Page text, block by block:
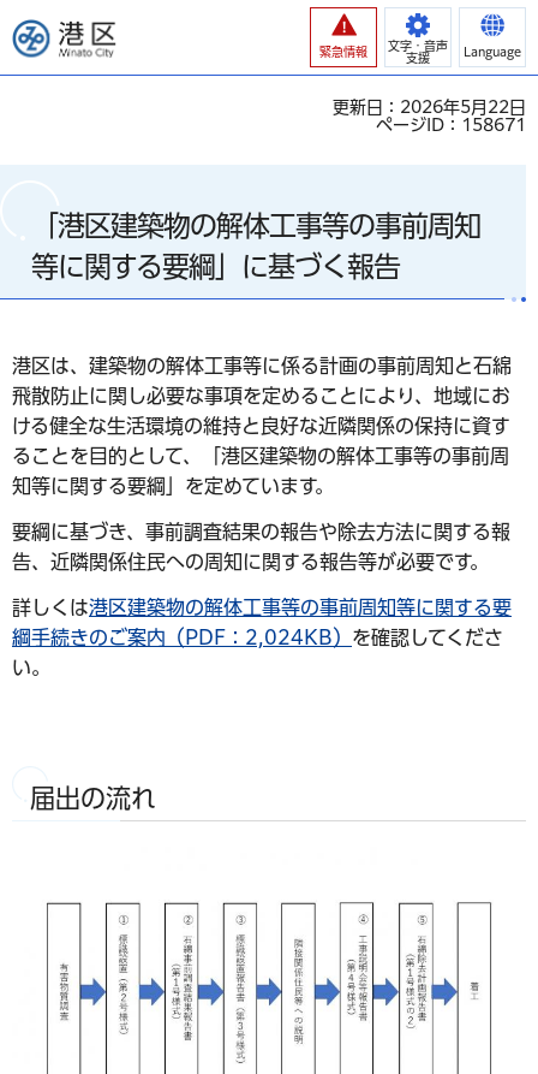
港区
緊急情報
文字・音声
支援
Language
更新日：2026年5月22日
ページID：158671
「港区建築物の解体工事等の事前周知
等に関する要綱」に基づく報告
港区は、建築物の解体工事等に係る計画の事前周知と石綿
飛散防止に関し必要な事項を定めることにより、地域にお
ける健全な生活環境の維持と良好な近隣関係の保持に資す
ることを目的として、「港区建築物の解体工事等の事前周
知等に関する要綱」を定めています。
要綱に基づき、事前調査結果の報告や除去方法に関する報
告、近隣関係住民への周知に関する報告等が必要です。
詳しくは港区建築物の解体工事等の事前周知等に関する要
綱手続きのご案内（PDF：2,024KB） を確認してくださ
い。
届出の流れ